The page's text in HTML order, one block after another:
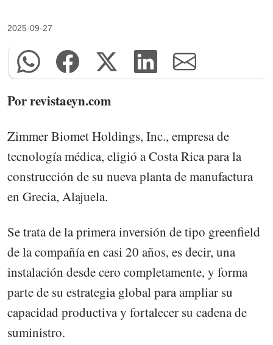
2025-09-27
Por revistaeyn.com
Zimmer Biomet Holdings, Inc., empresa de
tecnología médica, eligió a Costa Rica para la
construcción de su nueva planta de manufactura
en Grecia, Alajuela.
Se trata de la primera inversión de tipo greenfield
de la compañía en casi 20 años, es decir, una
instalación desde cero completamente, y forma
parte de su estrategia global para ampliar su
capacidad productiva y fortalecer su cadena de
suministro.